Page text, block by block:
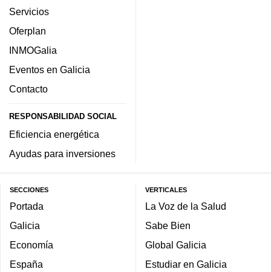
Servicios
Oferplan
INMOGalia
Eventos en Galicia
Contacto
RESPONSABILIDAD SOCIAL
Eficiencia energética
Ayudas para inversiones
SECCIONES
Portada
Galicia
Economía
España
VERTICALES
La Voz de la Salud
Sabe Bien
Global Galicia
Estudiar en Galicia